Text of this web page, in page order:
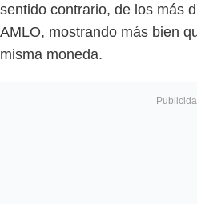
sentido contrario, de los más
AMLO, mostrando más bien
misma moneda.